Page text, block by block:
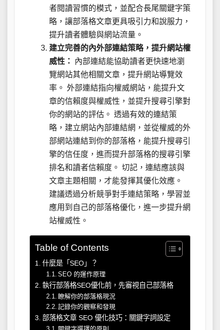
者閱讀習慣的模式，並配合長尾關鍵字策
略，讓部落格文章更具吸引力和說服力，
提升讀者體驗與網站流量。
建立完善的內外部連結策略，提升網站權
威性：
內部連結能協助讀者更快速地瀏
覽網站其他相關文章，提升網站導覽效
率。 外部連結指向權威網站，能提升文
章的信賴度與權威性，並提升搜尋引擎對
你的網站的評估。 透過有效的連結策
略，建立網站內部連結網，並從權威的外
部網站連結到你的部落格，能提升搜尋引
擎的信任度，進而提升部落格的搜尋引擎
排名和讀者信賴度。 切記，連結應該與
文章主題相關，才能發揮其優化效應。
建議透過分析競爭對手連結策略，學習並
應用到自己的部落格優化，進一步提升網
站權威性。
Table of Contents
什麼是「SEO」？
SEO 的運作原理
執行部落格SEO優化前，先審視自己部落格
瞭解你的部落格現況
記錄你的觀察和發現
部落格文章 SEO 優化技巧：關鍵字詞設定